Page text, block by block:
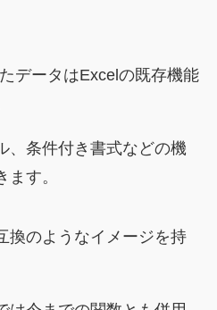
データはExcelの既存機能
、条件付き書式などの機
す。
換のようなイメージを持